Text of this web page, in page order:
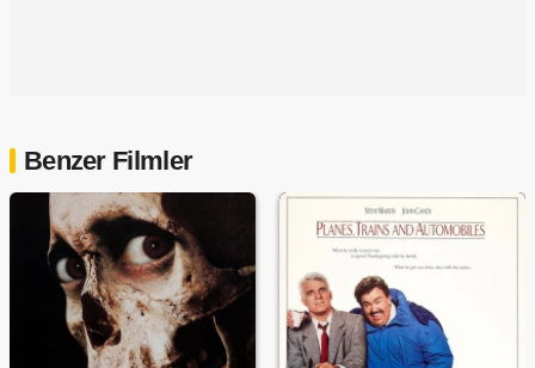
Benzer Filmler